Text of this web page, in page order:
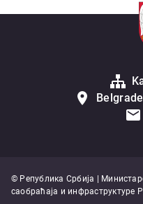
© Република Србија |
саобраћаја и инфраструктуре